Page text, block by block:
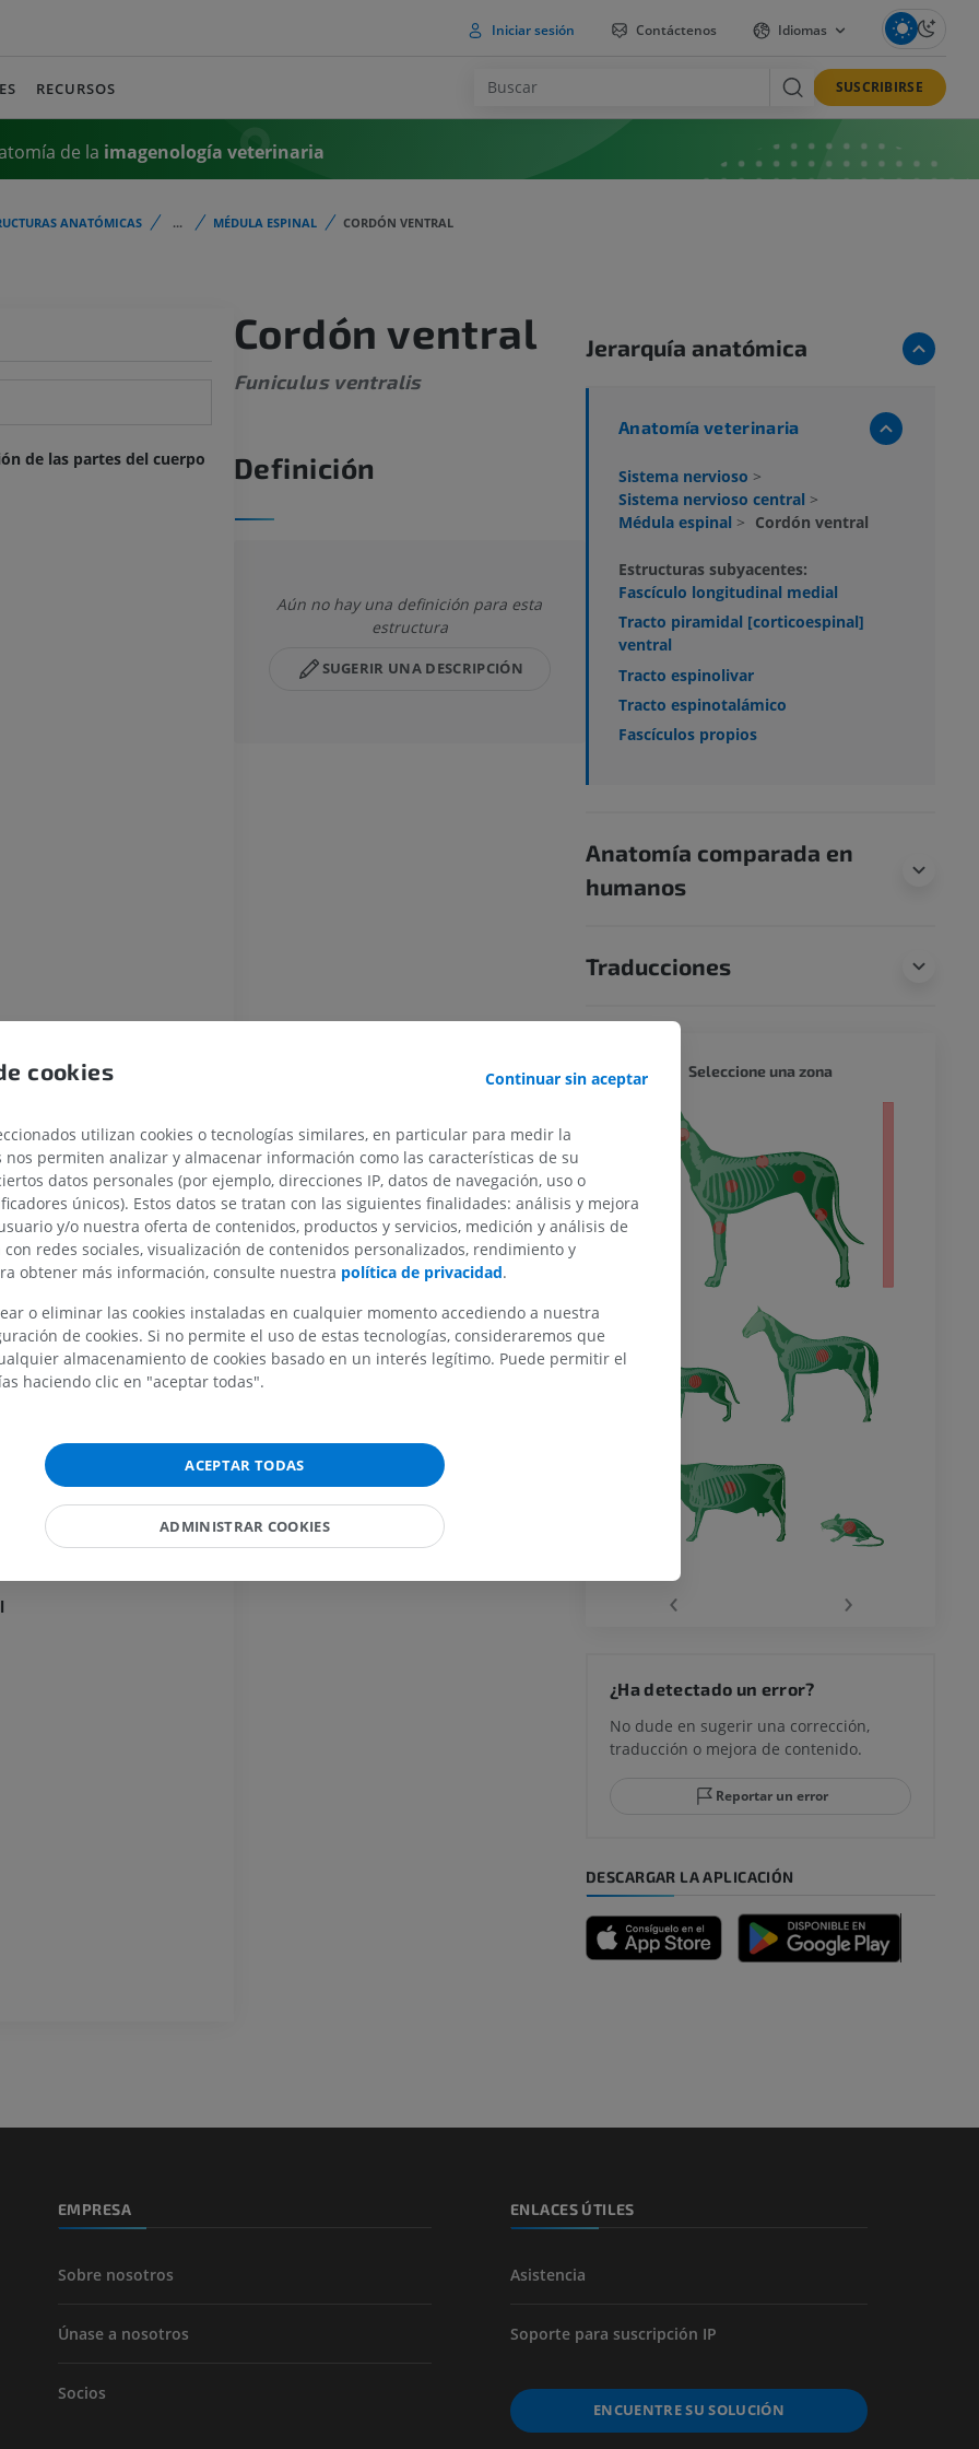
Iniciar sesión Contáctenos Idiomas
RECURSOS SUSCRIBIRSE
de la imagenología veterinaria
ANATÓMICAS ... MÉDULA ESPINAL CORDÓN VENTRAL
de las partes del cuerpo
Cordón ventral
Funiculus ventralis
Definición
Aún no hay una definición para esta
estructura
SUGERIR UNA DESCRIPCIÓN
Jerarquía anatómica
Anatomía veterinaria
Sistema nervioso >
Sistema nervioso central >
Médula espinal > Cordón ventral
Estructuras subyacentes:
Fascículo longitudinal medial
Tracto piramidal [corticoespinal]
ventral
Tracto espinolivar
Tracto espinotalámico
Fascículos propios
Anatomía comparada en
humanos
Traducciones
Ilustraciones
PREMIUM
Caballo - Osteología
Radiografía
GRATIS
Caballo - carpo
TAC
PREMIUM
Caballo - Dedo
IRM
PREMIUM
TAC
GRATIS
Seleccione una zona
‹ ›
¿Ha detectado un error?
No dude en sugerir una corrección,
traducción o mejora de contenido.
Reportar un error
DESCARGAR LA APLICACIÓN
EMPRESA
Sobre nosotros
Únase a nosotros
Socios
ENLACES ÚTILES
Asistencia
Soporte para suscripción IP
ENCUENTRE SU SOLUCIÓN
cookies Continuar sin aceptar
utilizan cookies o tecnologías similares, en particular para medir la
nos permiten analizar y almacenar información como las características de su
datos personales (por ejemplo, direcciones IP, datos de navegación, uso o
únicos). Estos datos se tratan con las siguientes finalidades: análisis y mejora
y/o nuestra oferta de contenidos, productos y servicios, medición y análisis de
redes sociales, visualización de contenidos personalizados, rendimiento y
obtener más información, consulte nuestra política de privacidad.
o eliminar las cookies instaladas en cualquier momento accediendo a nuestra
de cookies. Si no permite el uso de estas tecnologías, consideraremos que
almacenamiento de cookies basado en un interés legítimo. Puede permitir el
haciendo clic en "aceptar todas".
ACEPTAR TODAS
ADMINISTRAR COOKIES